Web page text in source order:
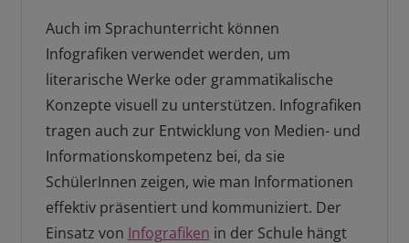
Auch im Sprachunterricht können
Infografiken verwendet werden, um
literarische Werke oder grammatikalische
Konzepte visuell zu unterstützen. Infografiken
tragen auch zur Entwicklung von Medien- und
Informationskompetenz bei, da sie
SchülerInnen zeigen, wie man Informationen
effektiv präsentiert und kommuniziert. Der
Einsatz von Infografiken in der Schule hängt